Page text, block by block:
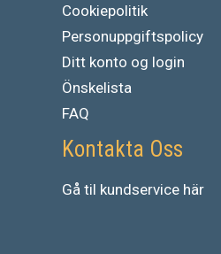
Cookiepolitik
Personuppgiftspolicy
Ditt konto og login
Önskelista
FAQ
Kontakta Oss
Gå til kundservice här